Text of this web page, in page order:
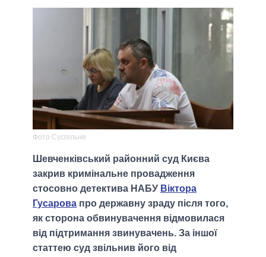
Фото Суспільне
Шевченківський районний суд Києва
закрив кримінальне провадження
стосовно детектива НАБУ Віктора
Гусарова про державну зраду після того,
як сторона обвинувачення відмовилася
від підтримання звинувачень. За іншої
статтею суд звільнив його від